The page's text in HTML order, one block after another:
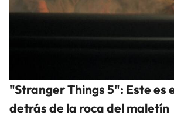
"Stranger Things 5": Este es
detrás de la roca del maletín